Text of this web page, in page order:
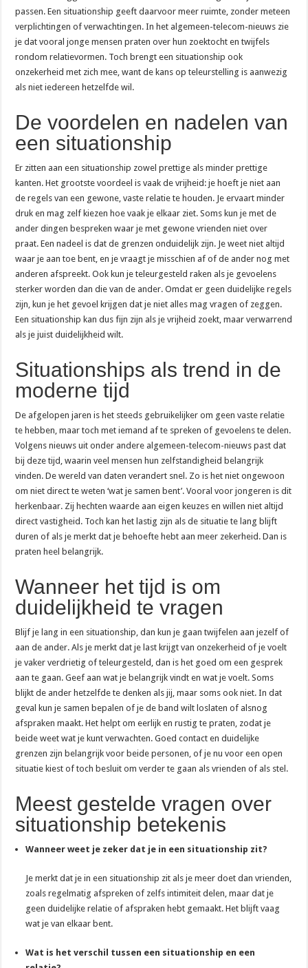
passen. Een situationship geeft daarvoor meer ruimte, zonder meteen
verplichtingen of verwachtingen. In het algemeen-telecom-nieuws zie
je dat vooral jonge mensen praten over hun zoektocht en twijfels
rondom relatievormen. Toch brengt een situationship ook
onzekerheid met zich mee, want de kans op teleurstelling is aanwezig
als niet iedereen hetzelfde wil.
De voordelen en nadelen van
een situationship
Er zitten aan een situationship zowel prettige als minder prettige
kanten. Het grootste voordeel is vaak de vrijheid: je hoeft je niet aan
de regels van een gewone, vaste relatie te houden. Je ervaart minder
druk en mag zelf kiezen hoe vaak je elkaar ziet. Soms kun je met de
ander dingen bespreken waar je met gewone vrienden niet over
praat. Een nadeel is dat de grenzen onduidelijk zijn. Je weet niet altijd
waar je aan toe bent, en je vraagt je misschien af of de ander nog met
anderen afspreekt. Ook kun je teleurgesteld raken als je gevoelens
sterker worden dan die van de ander. Omdat er geen duidelijke regels
zijn, kun je het gevoel krijgen dat je niet alles mag vragen of zeggen.
Een situationship kan dus fijn zijn als je vrijheid zoekt, maar verwarrend
als je juist duidelijkheid wilt.
Situationships als trend in de
moderne tijd
De afgelopen jaren is het steeds gebruikelijker om geen vaste relatie
te hebben, maar toch met iemand af te spreken of gevoelens te delen.
Volgens nieuws uit onder andere algemeen-telecom-nieuws past dat
bij deze tijd, waarin veel mensen hun zelfstandigheid belangrijk
vinden. De wereld van daten verandert snel. Zo is het niet ongewoon
om niet direct te weten ‘wat je samen bent’. Vooral voor jongeren is dit
herkenbaar. Zij hechten waarde aan eigen keuzes en willen niet altijd
direct vastigheid. Toch kan het lastig zijn als de situatie te lang blijft
duren of als je merkt dat je behoefte hebt aan meer zekerheid. Dan is
praten heel belangrijk.
Wanneer het tijd is om
duidelijkheid te vragen
Blijf je lang in een situationship, dan kun je gaan twijfelen aan jezelf of
aan de ander. Als je merkt dat je last krijgt van onzekerheid of je voelt
je vaker verdrietig of teleurgesteld, dan is het goed om een gesprek
aan te gaan. Geef aan wat je belangrijk vindt en wat je voelt. Soms
blijkt de ander hetzelfde te denken als jij, maar soms ook niet. In dat
geval kun je samen bepalen of je de band wilt loslaten of alsnog
afspraken maakt. Het helpt om eerlijk en rustig te praten, zodat je
beide weet wat je kunt verwachten. Goed contact en duidelijke
grenzen zijn belangrijk voor beide personen, of je nu voor een open
situatie kiest of toch besluit om verder te gaan als vrienden of als stel.
Meest gestelde vragen over
situationship betekenis
Wanneer weet je zeker dat je in een situationship zit?
Je merkt dat je in een situationship zit als je meer doet dan vrienden,
zoals regelmatig afspreken of zelfs intimiteit delen, maar dat je
geen duidelijke relatie of afspraken hebt gemaakt. Het blijft vaag
wat je van elkaar bent.
Wat is het verschil tussen een situationship en een